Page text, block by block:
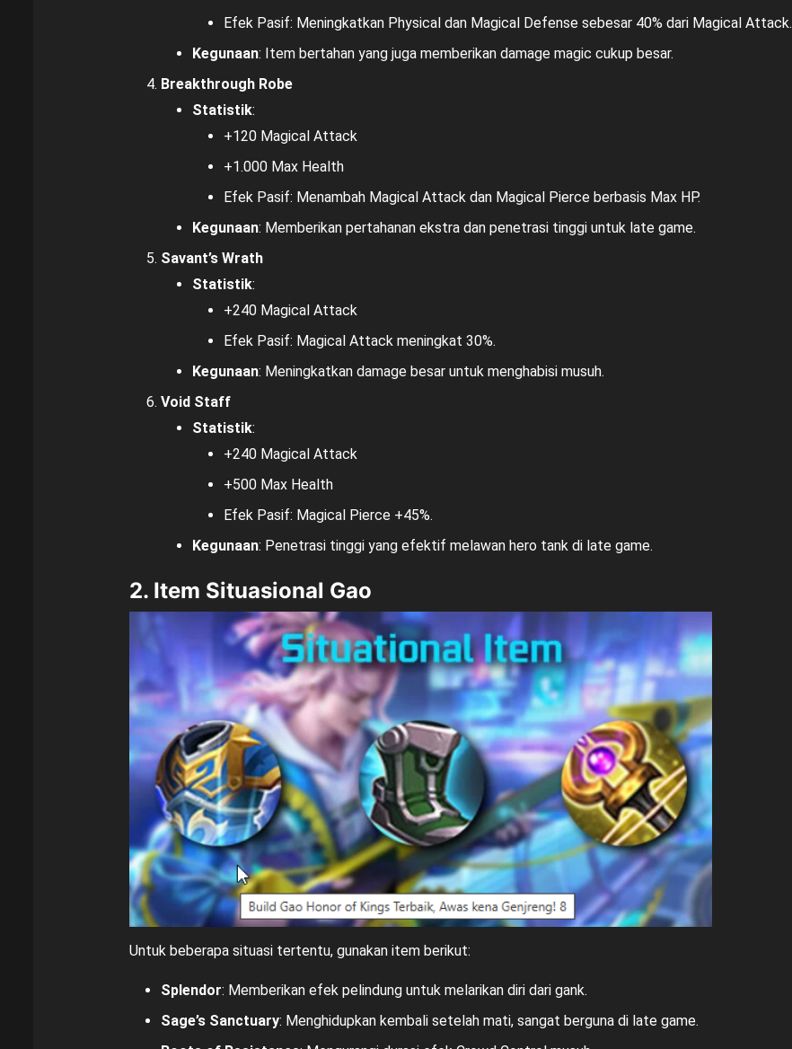
Efek Pasif: Meningkatkan Physical dan Magical Defense sebesar 40% dari Magical Attack.
Kegunaan: Item bertahan yang juga memberikan damage magic cukup besar.
Breakthrough Robe
Statistik:
+120 Magical Attack
+1.000 Max Health
Efek Pasif: Menambah Magical Attack dan Magical Pierce berbasis Max HP.
Kegunaan: Memberikan pertahanan ekstra dan penetrasi tinggi untuk late game.
Savant’s Wrath
Statistik:
+240 Magical Attack
Efek Pasif: Magical Attack meningkat 30%.
Kegunaan: Meningkatkan damage besar untuk menghabisi musuh.
Void Staff
Statistik:
+240 Magical Attack
+500 Max Health
Efek Pasif: Magical Pierce +45%.
Kegunaan: Penetrasi tinggi yang efektif melawan hero tank di late game.
2. Item Situasional Gao
Untuk beberapa situasi tertentu, gunakan item berikut:
Splendor: Memberikan efek pelindung untuk melarikan diri dari gank.
Sage’s Sanctuary: Menghidupkan kembali setelah mati, sangat berguna di late game.